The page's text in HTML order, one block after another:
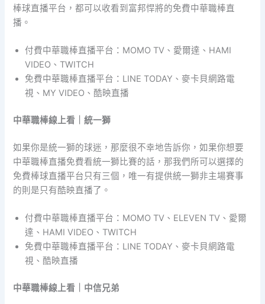
棒球直播平台，都可以收看到富邦悍將的免費中華職棒直
播。
付費中華職棒直播平台：MOMO TV、愛爾達、HAMI
VIDEO、TWITCH
免費中華職棒直播平台：LINE TODAY、麥卡貝網路電
視、MY VIDEO、酷映直播
中華職棒線上看｜統一獅
如果你是統一獅的球迷，那麼很不幸地告訴你，如果你想要
中華職棒直播免費看統一獅比賽的話，那我們所可以選擇的
免費棒球直播平台只有三個，唯一有提供統一獅非主場賽事
的則是只有酷映直播了。
付費中華職棒直播平台：MOMO TV、ELEVEN TV、愛爾
達、HAMI VIDEO、TWITCH
免費中華職棒直播平台：LINE TODAY、麥卡貝網路電
視、酷映直播
中華職棒線上看｜中信兄弟